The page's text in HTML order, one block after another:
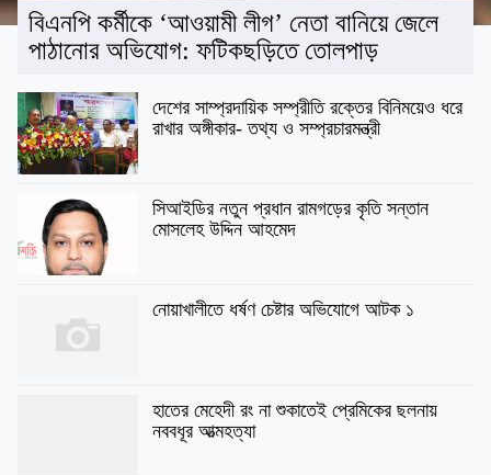
বিএনপি কর্মীকে ‘আওয়ামী লীগ’ নেতা বানিয়ে জেলে
পাঠানোর অভিযোগ: ফটিকছড়িতে তোলপাড়
দেশের সাম্প্রদায়িক সম্প্রীতি রক্তের বিনিময়েও ধরে
রাখার অঙ্গীকার- তথ্য ও সম্প্রচারমন্ত্রী
সিআইডির নতুন প্রধান রামগড়ের কৃতি সন্তান
মোসলেহ উদ্দিন আহমেদ
নোয়াখালীতে ধর্ষণ চেষ্টার অভিযোগে আটক ১
হাতের মেহেদী রং না শুকাতেই প্রেমিকের ছলনায়
নববধূর আত্মহত্যা